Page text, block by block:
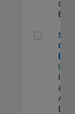
and
Senior
US-
and